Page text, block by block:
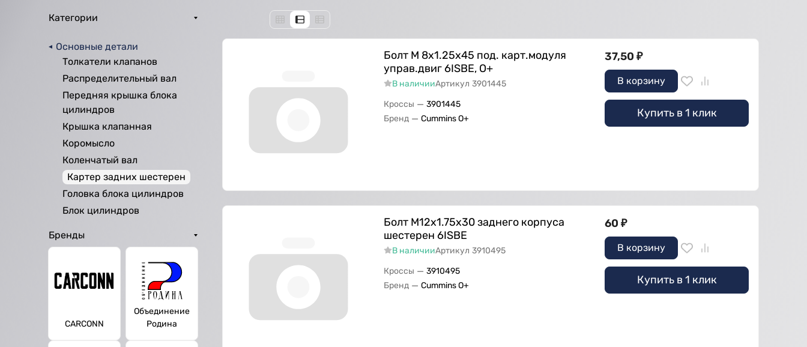
Категории
Основные детали
Толкатели клапанов
Распределительный вал
Передняя крышка блока
цилиндров
Крышка клапанная
Коромысло
Коленчатый вал
Картер задних шестерен
Головка блока цилиндров
Блок цилиндров
Бренды
CARCONN
Объединение
Родина
Болт M 8х1.25х45 под. карт.модуля
управ.двиг 6ISBE, О+
В наличииАртикул 3901445
Кроссы — 3901445
Бренд — Cummins O+
37,50 ₽
В корзину
Купить в 1 клик
Болт M12х1.75х30 заднего корпуса
шестерен 6ISBE
В наличииАртикул 3910495
Кроссы — 3910495
Бренд — Cummins O+
60 ₽
В корзину
Купить в 1 клик